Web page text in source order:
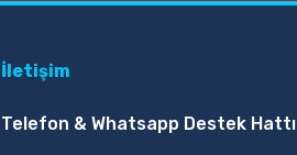
İletişim
Telefon & Whatsapp Destek Hattı